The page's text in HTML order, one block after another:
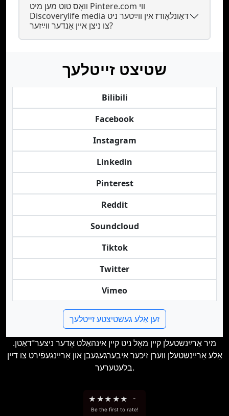
װאָס טוט מען מיט Pintere.com װי
Discoverylife media דאַונלאָודז אין װײַטער ניט
צו ניצן אײן אַנדער װײַזער?
שטיצט זייטלעך
Bilibili
Facebook
Instagram
Linkedin
Pinterest
Reddit
Soundcloud
Tiktok
Twitter
Vimeo
זען אַלע געשטיצטע זייטלעך
מיר אַרײַנשטעלן קײן מאָל ניט קיין אינהאַלט אָדער ניצער־דאַטן.
אַלע אַרײַנשטעלן ווערן זיכער איבערגעגעבן און אַרײַנגעפֿירט צו דיין
בלעטערער.
★ ★★ ★★ -
Be the first to rate!